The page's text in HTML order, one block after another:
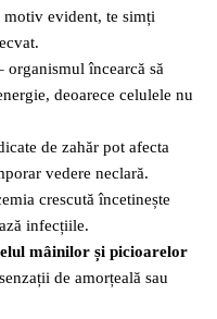
motiv evident, te simți
organismul încearcă să
deoarece celulele nu
de zahăr pot afecta
vedere neclară.
crescută încetinește
infecțiile.
mâinilor și picioarelor
de amorțeală sau